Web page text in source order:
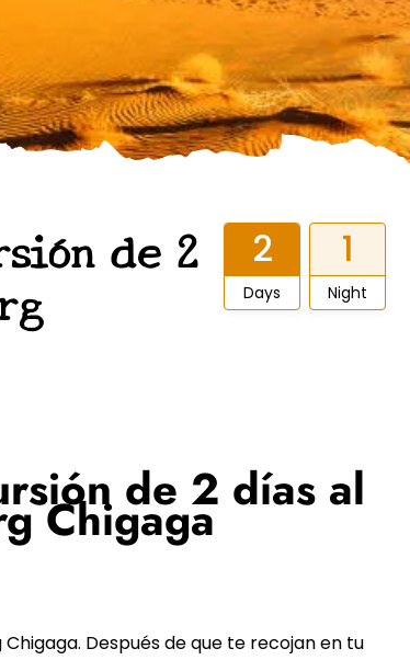
de 2
2
Days
1
Night
de 2 días al
Chigaga
Después de que te recojan en tu